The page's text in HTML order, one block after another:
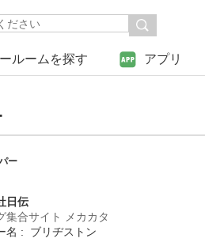
ルームを探す アプリ
ー
日伝
集合サイト メカカタ
名 : ブリヂストン